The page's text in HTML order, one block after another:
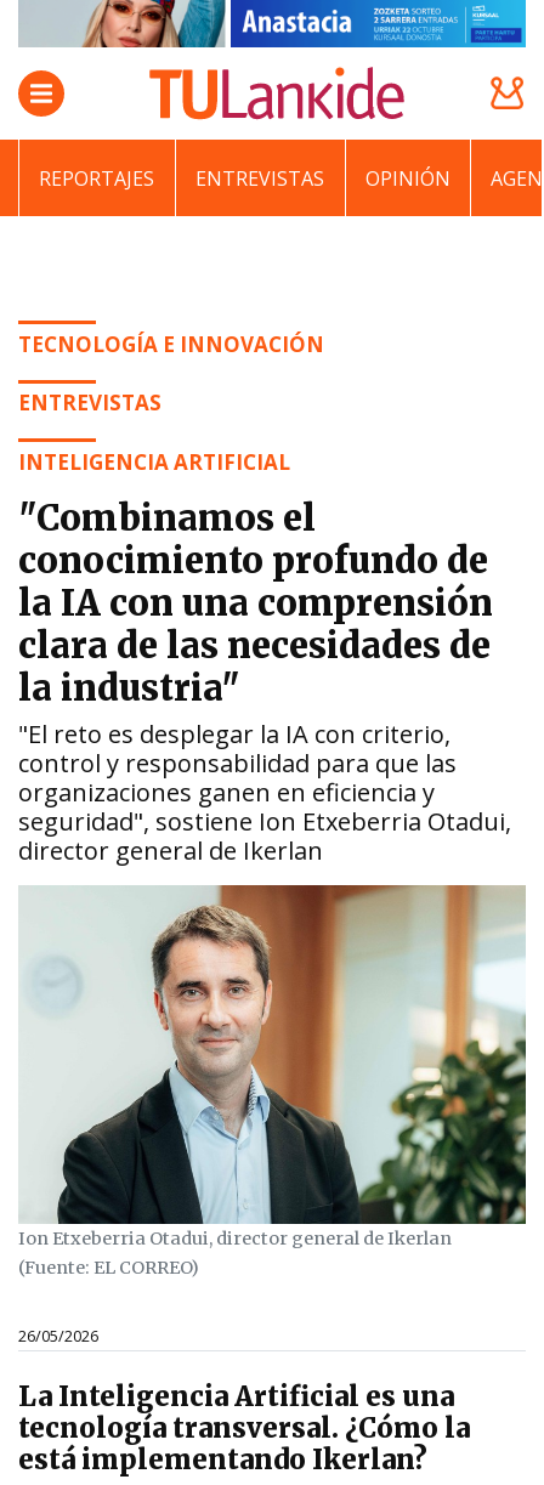
REPORTAJES ENTREVISTAS OPINIÓN
TECNOLOGÍA E INNOVACIÓN
ENTREVISTAS
INTELIGENCIA ARTIFICIAL
"Combinamos el
conocimiento profundo de
la IA con una comprensión
clara de las necesidades de
la industria"
"El reto es desplegar la IA con criterio,
control y responsabilidad para que las
organizaciones ganen en eficiencia y
seguridad", sostiene Ion Etxeberria Otadui,
director general de Ikerlan
Ion Etxeberria Otadui, director general de Ikerlan
(Fuente: EL CORREO)
26/05/2026
La Inteligencia Artificial es una
tecnología transversal. ¿Cómo la
está implementando Ikerlan?